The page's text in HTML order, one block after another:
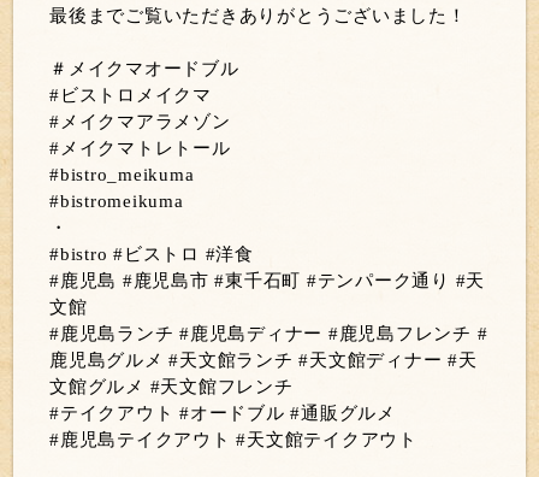
最後までご覧いただきありがとうございました！
＃メイクマオードブル
#ビストロメイクマ
#メイクマアラメゾン
#メイクマトレトール
#bistro_meikuma
#bistromeikuma
・
#bistro #ビストロ #洋食
#鹿児島 #鹿児島市 #東千石町 #テンパーク通り #天
文館
#鹿児島ランチ #鹿児島ディナー #鹿児島フレンチ #
鹿児島グルメ #天文館ランチ #天文館ディナー #天
文館グルメ #天文館フレンチ
#テイクアウト #オードブル #通販グルメ
#鹿児島テイクアウト #天文館テイクアウト